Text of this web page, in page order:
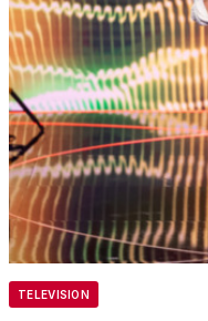
TELEVISION